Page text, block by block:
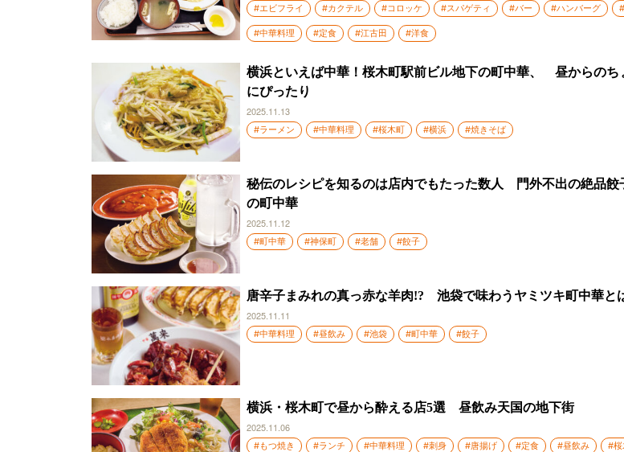
#エビフライ #カクテル #コロッケ #スパゲティ #バー #ハンバーグ
#中華料理 #定食 #江古田 #洋食
横浜といえば中華！桜木町駅前ビル地下の町中華、 昼からのち
にぴったり
2025.11.13
#ラーメン #中華料理 #桜木町 #横浜 #焼きそば
秘伝のレシピを知るのは店内でもたった数人 門外不出の絶品餃
の町中華
2025.11.12
#町中華 #神保町 #老舗 #餃子
唐辛子まみれの真っ赤な羊肉!? 池袋で味わうヤミツキ町中華と
2025.11.11
#中華料理 #昼飲み #池袋 #町中華 #餃子
横浜・桜木町で昼から酔える店5選 昼飲み天国の地下街
2025.11.06
#もつ焼き #ランチ #中華料理 #刺身 #唐揚げ #定食 #昼飲み #桜